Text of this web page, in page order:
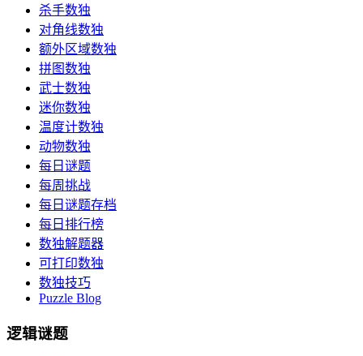
杀手数独
对角线数独
额外区域数独
拼图数独
武士数独
迷你数独
温度计数独
动物数独
每日谜题
每周挑战
每日谜题存档
每日排行榜
数独解题器
可打印数独
数独技巧
Puzzle Blog
逻辑谜题